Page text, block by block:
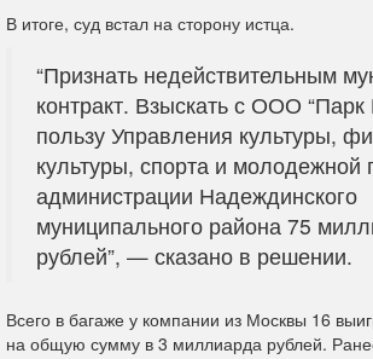
В итоге, суд встал на сторону истца.
“Признать недействительным
контракт. Взыскать с ООО “Парк
пользу Управления культуры,
культуры, спорта и молодежной
администрации Надеждинского
муниципального района 75
рублей”, — сказано в решении.
Всего в багаже у компании из Москвы 16
на общую сумму в 3 миллиарда рублей.